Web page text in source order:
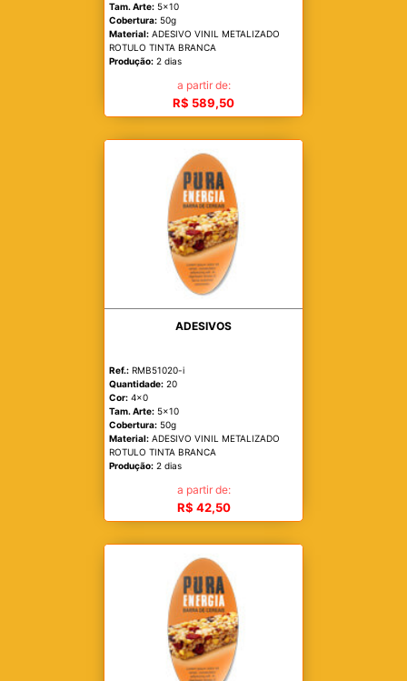
Tam. Arte: 5x10
Cobertura: 50g
Material: ADESIVO VINIL METALIZADO
ROTULO TINTA BRANCA
Produção: 2 dias
a partir de:
R$ 589,50
ADESIVOS
Ref.: RMB51020-i
Quantidade: 20
Cor: 4x0
Tam. Arte: 5x10
Cobertura: 50g
Material: ADESIVO VINIL METALIZADO
ROTULO TINTA BRANCA
Produção: 2 dias
a partir de:
R$ 42,50